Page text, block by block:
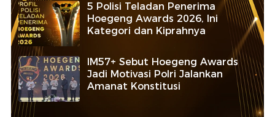
5 Polisi Teladan Penerima
Hoegeng Awards 2026, Ini
Kategori dan Kiprahnya
IM57+ Sebut Hoegeng Awards
Jadi Motivasi Polri Jalankan
Amanat Konstitusi